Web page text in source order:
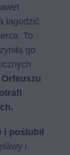
łagodzić
To
go
i poślubił
i